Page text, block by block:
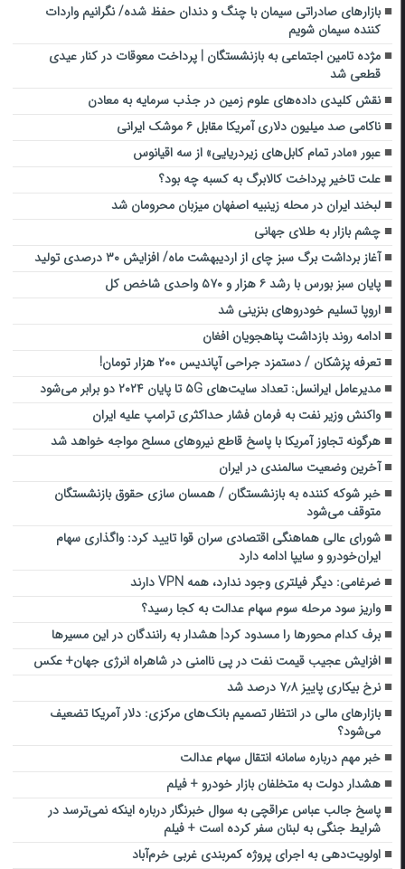
بازار‌های صادراتی سیمان با چنگ و دندان حفظ شده/ نگرانیم واردات
کننده سیمان شویم
مژده تامین اجتماعی به بازنشستگان | پرداخت معوقات در کنار عیدی
قطعی شد
نقش کلیدی داده‌های علوم زمین در جذب سرمایه به معادن
ناکامی صد میلیون دلاری آمریکا مقابل ۶ موشک ایرانی
عبور «مادر تمام کابل‌های زیردریایی» از سه اقیانوس
علت تاخیر پرداخت کالابرگ به کسبه چه بود؟
لبخند ایران در محله زینبیه اصفهان میزبان محرومان شد
چشم بازار به طلای جهانی
آغاز برداشت برگ سبز چای از ‌اردیبهشت‌ ماه/ افزایش ۳۰ درصدی تولید
پایان سبز بورس با رشد ۶ هزار و ۵۷۰ واحدی شاخص کل
اروپا تسلیم خودروهای بنزینی شد
ادامه روند بازداشت پناهجویان افغان
تعرفه‌ پزشکان / دستمزد جراحی آپاندیس ۲۰۰ هزار تومان!
مدیرعامل ایرانسل: تعداد سایت‌های ۵G تا پایان ۲۰۲۴ دو برابر می‌شود
واکنش وزیر نفت به فرمان فشار حداکثری ترامپ علیه ایران
هرگونه تجاوز آمریکا با پاسخ قاطع نیروهای مسلح مواجه خواهد شد
آخرین وضعیت سالمندی در ایران
خبر شوکه کننده به بازنشستگان / همسان سازی حقوق بازنشستگان
متوقف می‌شود
شورای عالی هماهنگی اقتصادی سران قوا تایید کرد: واگذاری سهام
ایران‌خودرو و سایپا ادامه دارد
ضرغامی: دیگر فیلتری وجود ندارد، همه VPN دارند
واریز سود مرحله سوم سهام عدالت به کجا رسید؟
برف کدام محورها را مسدود کرد| هشدار به رانندگان در این مسیرها
افزایش عجیب قیمت نفت در پی ناامنی در شاهراه انرژی جهان+ عکس
نرخ بیکاری پاییز ۷٫۸ درصد شد
بازارهای مالی در انتظار تصمیم بانک‌های مرکزی: دلار آمریکا تضعیف
می‌شود؟
خبر مهم درباره سامانه انتقال سهام عدالت
هشدار دولت به متخلفان بازار خودرو + فیلم
پاسخ جالب عباس عراقچی به سوال خبرنگار درباره اینکه نمی‌ترسد در
شرایط جنگی به لبنان سفر کرده است + فیلم
اولویت‌دهی به اجرای پروژه کمربندی غربی خرم‌آباد